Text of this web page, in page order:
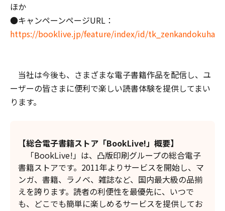
ほか
●キャンペーンページURL：
https://booklive.jp/feature/index/id/tk_zenkandokuha
当社は今後も、さまざまな電子書籍作品を配信し、ユ
ーザーの皆さまに便利で楽しい読書体験を提供してまい
ります。
【総合電子書籍ストア「BookLive!」概要】
「BookLive!」は、凸版印刷グループの総合電子
書籍ストアです。2011年よりサービスを開始し、マ
ンガ、書籍、ラノベ、雑誌など、国内最大級の品揃
えを誇ります。読者の利便性を最優先に、いつで
も、どこでも簡単に楽しめるサービスを提供してお